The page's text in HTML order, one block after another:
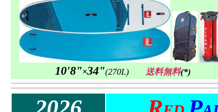
10'8"×34"(270L) 送料無料(*)